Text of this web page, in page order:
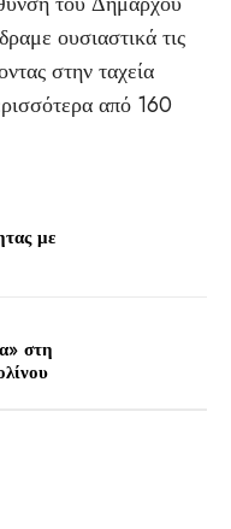
ουσιαστικά τις
στην ταχεία
από 160
με
στη